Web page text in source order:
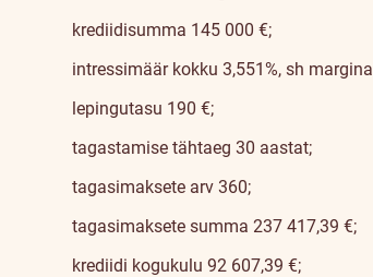
krediidisumma 145 000 €;
intressimäär kokku 3,551%, sh
lepingutasu 190 €;
tagastamise tähtaeg 30 aastat;
tagasimaksete arv 360;
tagasimaksete summa 237 417,39 €;
krediidi kogukulu 92 607,39 €;